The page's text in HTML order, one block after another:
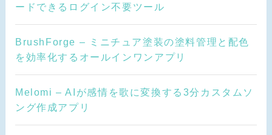
ードできるログイン不要ツール
BrushForge – ミニチュア塗装の塗料管理と配色
を効率化するオールインワンアプリ
Melomi – AIが感情を歌に変換する3分カスタムソ
ング作成アプリ